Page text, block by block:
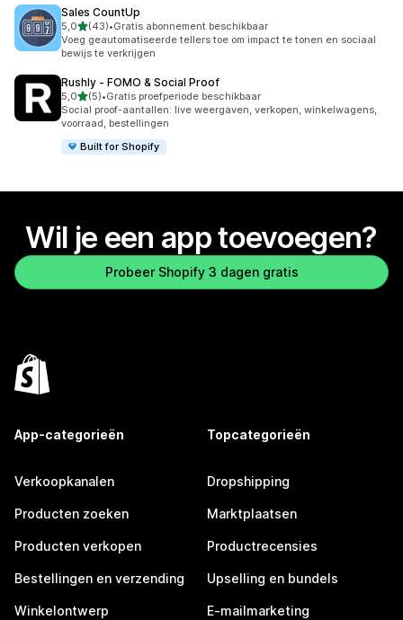
Sales CountUp
5,0van 5 sterren
(43)
43 recensies in totaal
•Gratis abonnement beschikbaar
Voeg geautomatiseerde tellers toe om impact te tonen en sociaal
bewijs te verkrijgen
Rushly ‑ FOMO & Social Proof
5,0van 5 sterren
(5)
5 recensies in totaal
•Gratis proefperiode beschikbaar
Social proof-aantallen: live weergaven, verkopen, winkelwagens,
voorraad, bestellingen
Built for Shopify
Wil je een app toevoegen?
Probeer Shopify 3 dagen gratis
App-categorieën
Verkoopkanalen
Producten zoeken
Producten verkopen
Bestellingen en verzending
Winkelontwerp
Topcategorieën
Dropshipping
Marktplaatsen
Productrecensies
Upselling en bundels
E-mailmarketing